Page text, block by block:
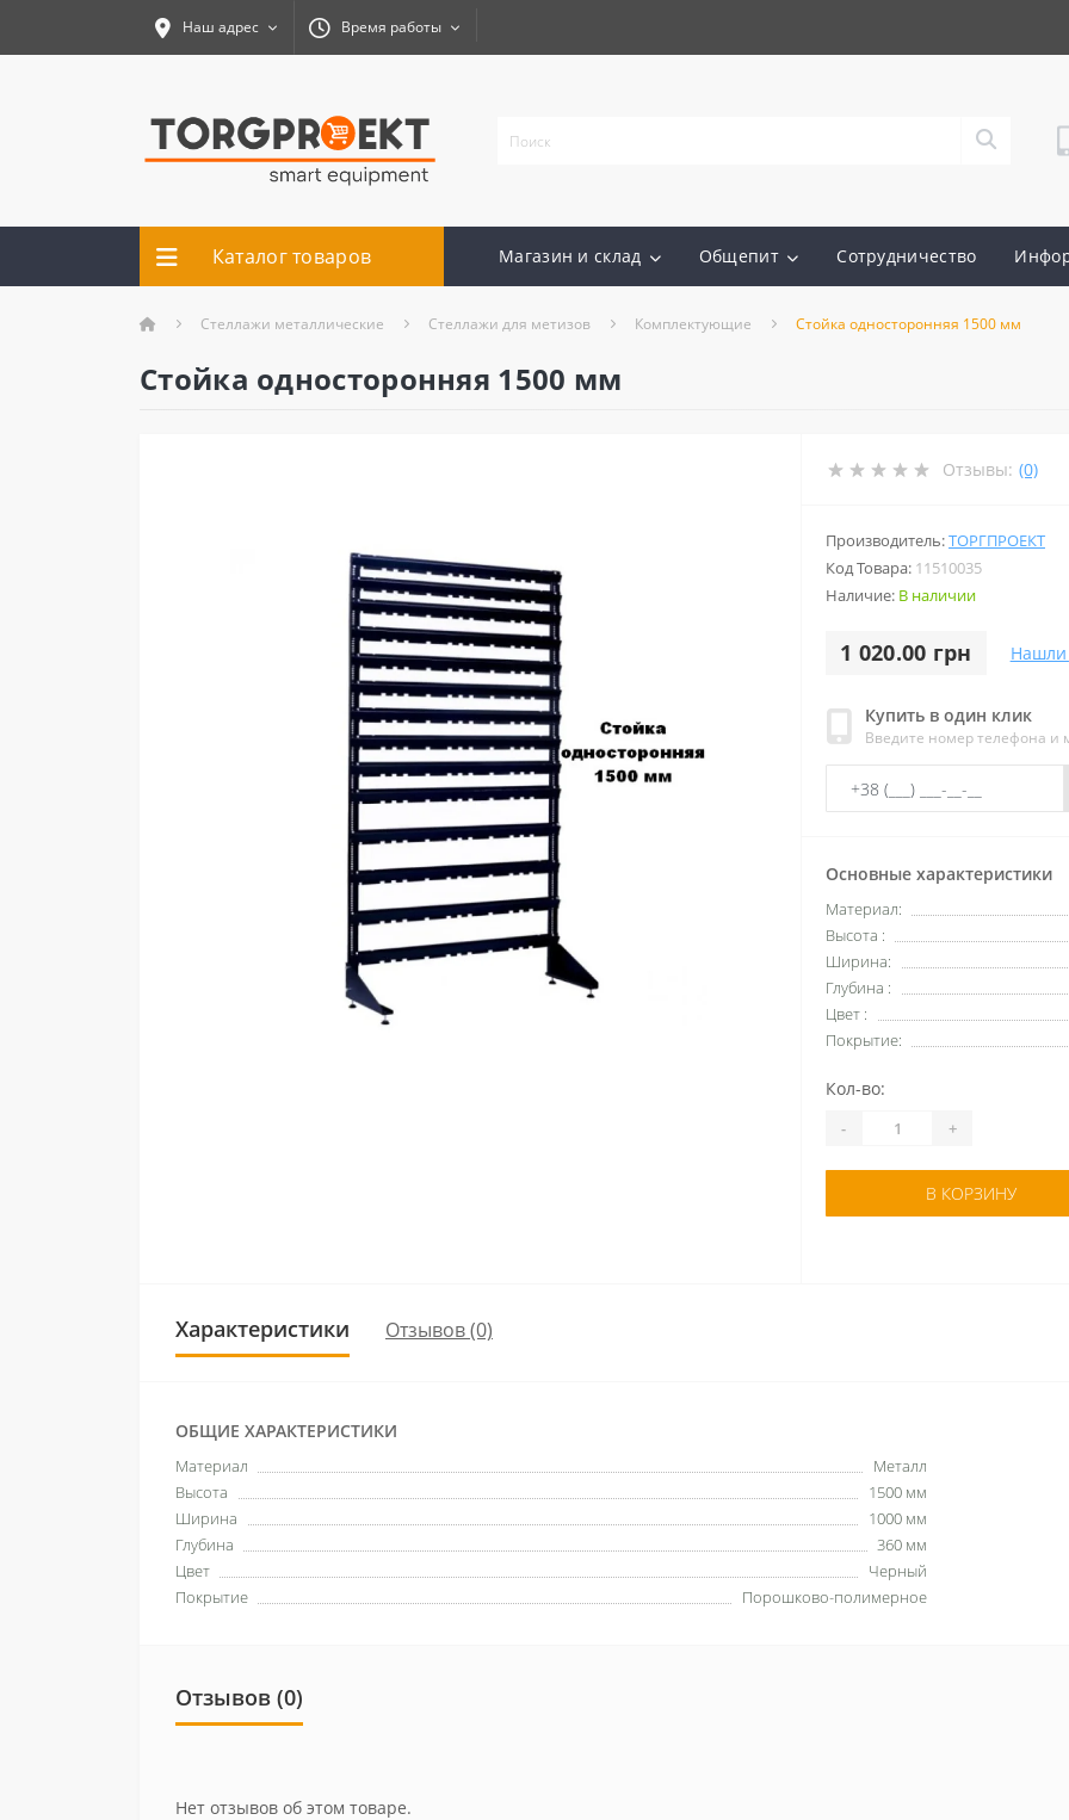
Наш адрес Время работы
Каталог товаров Магазин и склад Общепит Сотрудничество
Cтеллажи металлические Стеллажи для метизов Комплектующие Стойка односторонняя 1500 мм
Стойка односторонняя 1500 мм
Отзывы: (0)
Производитель:ТОРГПРОЕКТ
Код Товара: 11510035
Наличие: В наличии
1 020.00 грн Нашли
Купить в один клик
Введите номер телефона и
Основные характеристики
Материал:
Высота :
Ширина:
Глубина :
Цвет :
Покрытие:
Кол-во:
- +
В КОРЗИНУ
Характеристики Отзывов (0)
ОБЩИЕ ХАРАКТЕРИСТИКИ
Материал
Металл
Высота
1500 мм
Ширина
1000 мм
Глубина
360 мм
Цвет
Черный
Покрытие
Порошково-полимерное
Отзывов (0)
Нет отзывов об этом товаре.